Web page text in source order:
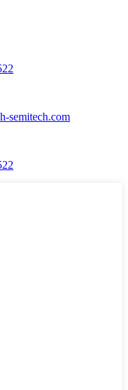
semitech.com